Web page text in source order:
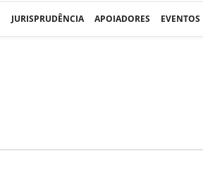
JURISPRUDÊNCIA APOIADORES EVENTOS